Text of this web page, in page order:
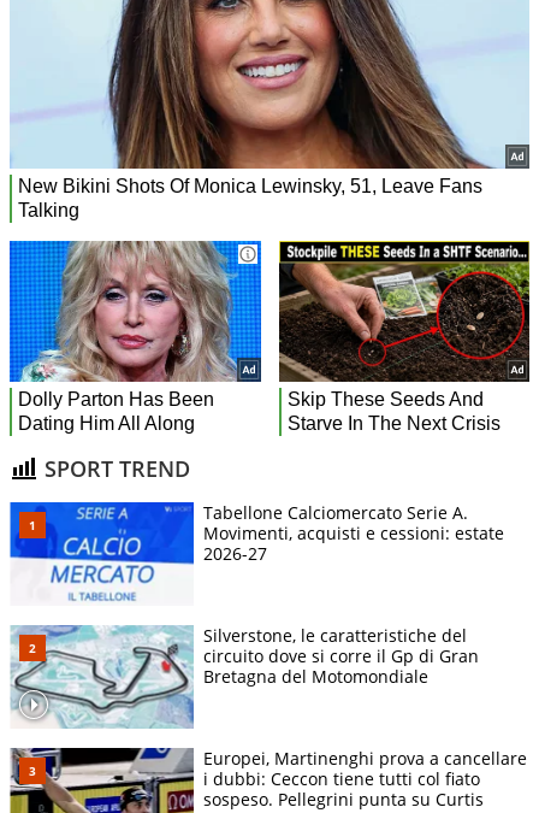
SPORT TREND
Tabellone Calciomercato Serie A.
Movimenti, acquisti e cessioni: estate
2026-27
Silverstone, le caratteristiche del
circuito dove si corre il Gp di Gran
Bretagna del Motomondiale
Europei, Martinenghi prova a cancellare
i dubbi: Ceccon tiene tutti col fiato
sospeso. Pellegrini punta su Curtis